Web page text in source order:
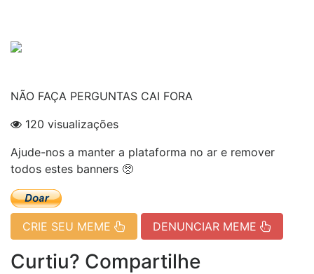
NÃO FAÇA PERGUNTAS CAI FORA
120 visualizações
Ajude-nos a manter a plataforma no ar e remover
todos estes banners 🥺
CRIE SEU MEME DENUNCIAR MEME
Curtiu? Compartilhe